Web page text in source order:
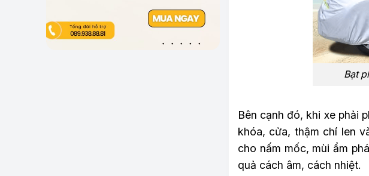
Bạt
Bên cạnh đó, khi xe phải
khóa, cửa, thậm chí len
cho nấm mốc, mùi ẩm
quả cách âm, cách nhiệt.